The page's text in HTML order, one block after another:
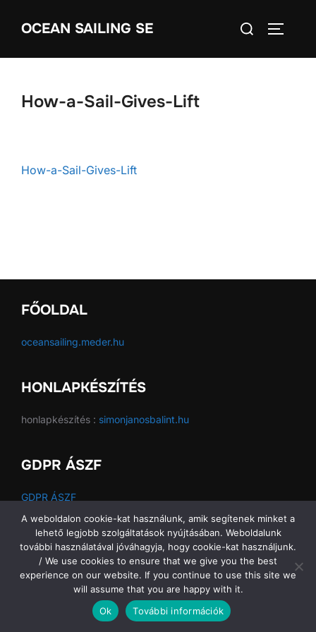
OCEAN SAILING SE
Search
How-a-Sail-Gives-Lift
How-a-Sail-Gives-Lift
FŐOLDAL
oceansailing.meder.hu
HONLAPKÉSZÍTÉS
honlapkészítés : simonjanosbalint.hu
GDPR ÁSZF
GDPR ÁSZF
Copyright © 2026 Ocean Sailing SE
A weboldalon cookie-kat használunk, amik segítenek minket a
lehető legjobb szolgáltatások nyújtásában. Weboldalunk
további használatával jóváhagyja, hogy cookie-kat használjunk.
/ We use cookies to ensure that we give you the best
experience on our website. If you continue to use this site we
will assume that you are happy with it.
Ok
További információk